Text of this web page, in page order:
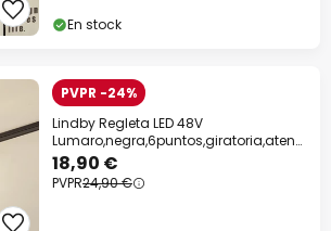
En stock
PVPR -24%
Lindby Regleta LED 48V
Lumaro,negra,6puntos,giratoria,atenu
able
18,90 €
PVPR24,90 €